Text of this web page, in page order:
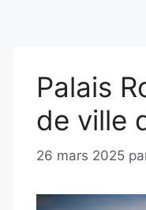
Palais
de ville
26 mars 2025